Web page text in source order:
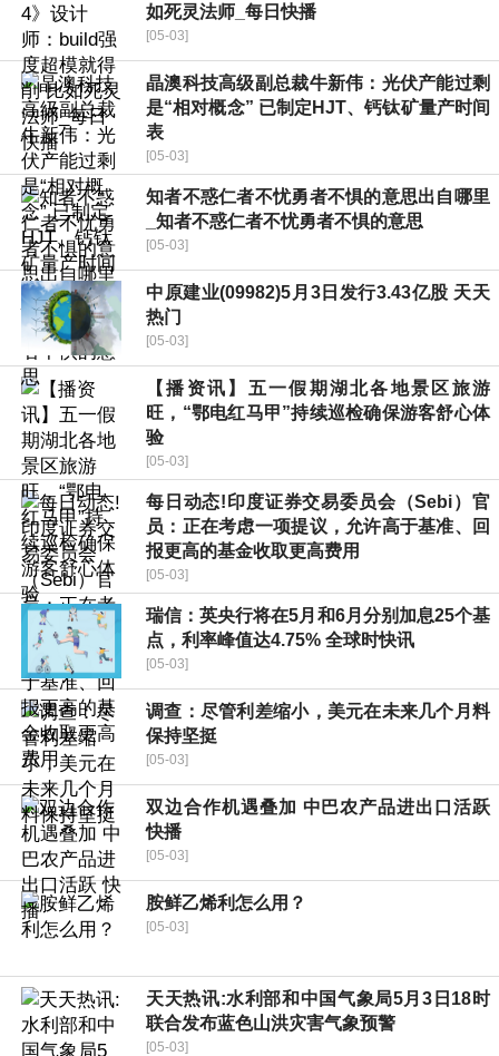
如死灵法师_每日快播
[05-03]
晶澳科技高级副总裁牛新伟：光伏产能过剩
是“相对概念” 已制定HJT、钙钛矿量产时间
表
[05-03]
知者不惑仁者不忧勇者不惧的意思出自哪里
_知者不惑仁者不忧勇者不惧的意思
[05-03]
中原建业(09982)5月3日发行3.43亿股 天天
热门
[05-03]
【播资讯】五一假期湖北各地景区旅游
旺，“鄂电红马甲”持续巡检确保游客舒心体
验
[05-03]
每日动态!印度证券交易委员会（Sebi）官
员：正在考虑一项提议，允许高于基准、回
报更高的基金收取更高费用
[05-03]
瑞信：英央行将在5月和6月分别加息25个基
点，利率峰值达4.75% 全球时快讯
[05-03]
调查：尽管利差缩小，美元在未来几个月料
保持坚挺
[05-03]
双边合作机遇叠加 中巴农产品进出口活跃
快播
[05-03]
胺鲜乙烯利怎么用？
[05-03]
天天热讯:水利部和中国气象局5月3日18时
联合发布蓝色山洪灾害气象预警
[05-03]